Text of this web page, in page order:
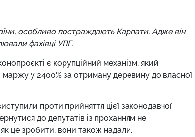
особливо постраждають Карпати. Адже він
фахівці УПГ.
є корупційний механізм, який
маржу у 2400% за отриману деревину до власної
проти прийняття цієї законодавчої
до депутатів із проханням не
це зробити, вони також надали.